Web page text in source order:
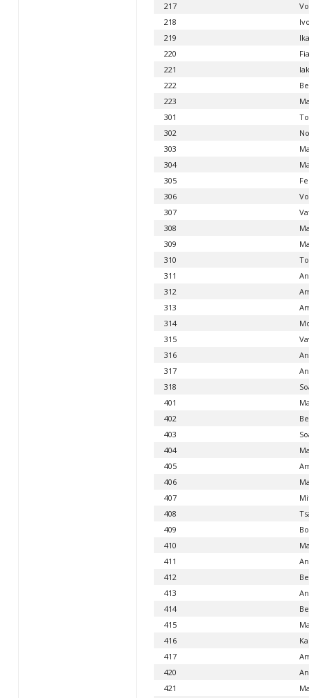
217
218
219
220
221
222
223
301
302
303
304
305
306
307
308
309
310
311
312
313
314
315
316
317
318
401
402
403
404
405
406
407
408
409
410
411
412
413
414
415
416
417
420
421